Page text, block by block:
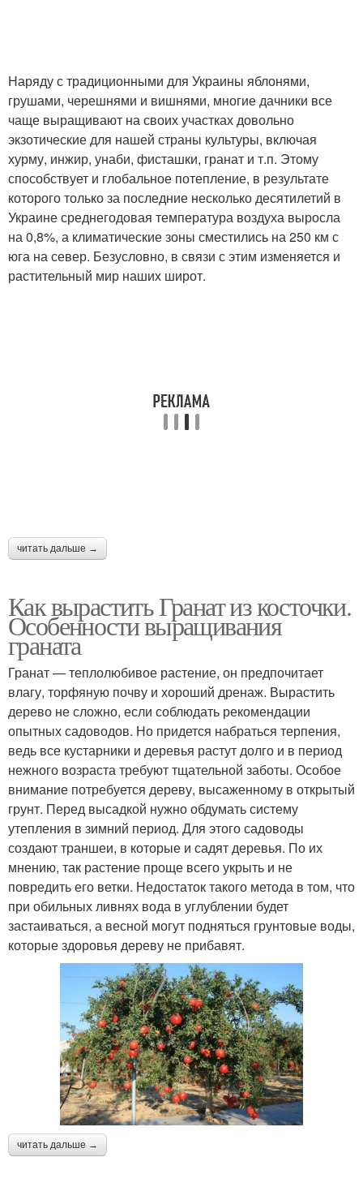
Наряду с традиционными для Украины яблонями,
грушами, черешнями и вишнями, многие дачники все
чаще выращивают на своих участках довольно
экзотические для нашей страны культуры, включая
хурму, инжир, унаби, фисташки, гранат и т.п. Этому
способствует и глобальное потепление, в результате
которого только за последние несколько десятилетий в
Украине среднегодовая температура воздуха выросла
на 0,8%, а климатические зоны сместились на 250 км с
юга на север. Безусловно, в связи с этим изменяется и
растительный мир наших широт.
читать дальше →
Как вырастить Гранат из косточки.
Особенности выращивания
граната
Гранат — теплолюбивое растение, он предпочитает
влагу, торфяную почву и хороший дренаж. Вырастить
дерево не сложно, если соблюдать рекомендации
опытных садоводов. Но придется набраться терпения,
ведь все кустарники и деревья растут долго и в период
нежного возраста требуют тщательной заботы. Особое
внимание потребуется дереву, высаженному в открытый
грунт. Перед высадкой нужно обдумать систему
утепления в зимний период. Для этого садоводы
создают траншеи, в которые и садят деревья. По их
мнению, так растение проще всего укрыть и не
повредить его ветки. Недостаток такого метода в том, что
при обильных ливнях вода в углублении будет
застаиваться, а весной могут подняться грунтовые воды,
которые здоровья дереву не прибавят.
читать дальше →